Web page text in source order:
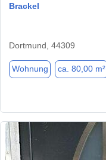
Brackel
Dortmund, 44309
Wohnung ca. 80,00 m²